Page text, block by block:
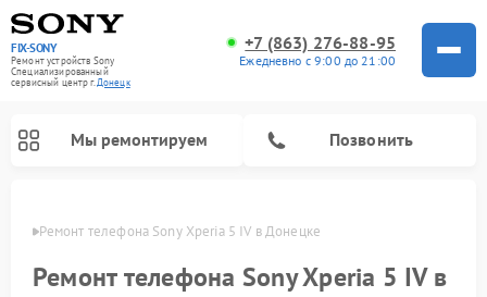
FIX-SONY
Ремонт устройств Sony
Специализированный
cервисный центр г. Донецк
+7 (863) 276-88-95
Ежедневно с 9:00 до 21:00
Мы ремонтируем Позвонить
Ремонт телефона Sony Xperia 5 IV в Донецке
Ремонт телефона Sony Xperia 5 IV в